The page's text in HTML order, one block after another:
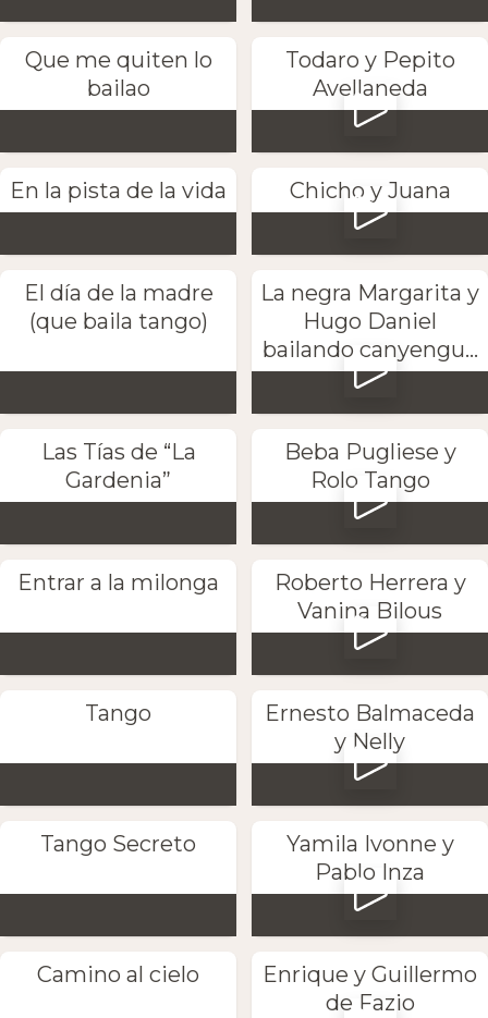
Que me quiten lo
bailao
Todaro y Pepito
Avellaneda
En la pista de la vida Chicho y Juana
El día de la madre
(que baila tango)
La negra Margarita y
Hugo Daniel
bailando canyengu...
Las Tías de “La
Gardenia”
Beba Pugliese y
Rolo Tango
Entrar a la milonga
Roberto Herrera y
Vanina Bilous
Tango
Ernesto Balmaceda
y Nelly
Tango Secreto
Yamila Ivonne y
Pablo Inza
Camino al cielo
Enrique y Guillermo
de Fazio